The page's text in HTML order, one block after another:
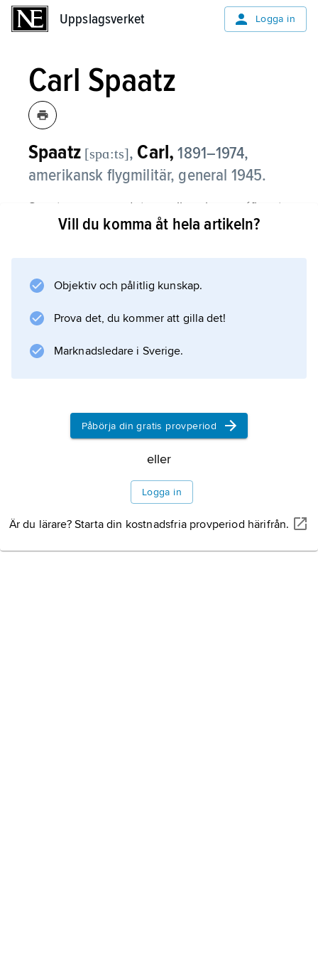
Uppslagsverket Logga in
Carl Spaatz
Spaatz [spɑ:ts], Carl, 1891–1974,
amerikansk flygmilitär, general 1945.
Spaatz var en av det amerikanska arméflygets
pionjärer och tjänstgjorde som stridspilot
Information om artikeln
Vill du komma åt hela artikeln?
Objektiv och pålitlig kunskap.
Prova det, du kommer att gilla det!
Marknadsledare i Sverige.
Påbörja din gratis provperiod
eller
Logga in
Är du lärare? Starta din kostnadsfria provperiod härifrån.